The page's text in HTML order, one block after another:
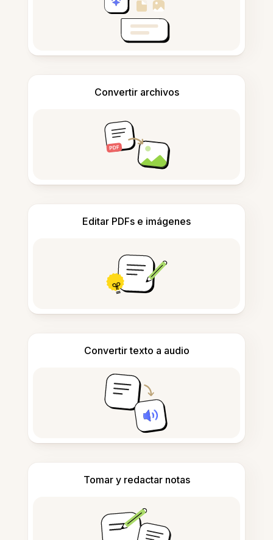
Convertir archivos
Editar PDFs e imágenes
Convertir texto a audio
Tomar y redactar notas